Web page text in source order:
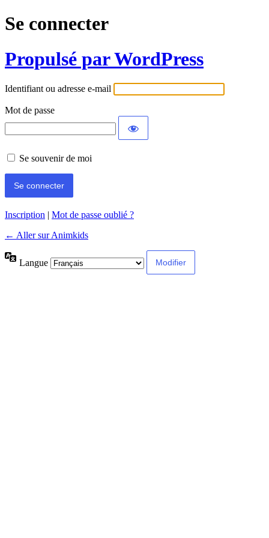
Se connecter
Propulsé par WordPress
Identifiant ou adresse e-mail
Mot de passe
Se souvenir de moi
Inscription | Mot de passe oublié ?
← Aller sur Animkids
Langue